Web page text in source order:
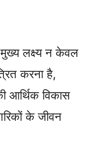
मुख्य लक्ष्य न केवल
करना है,
आर्थिक विकास
के जीवन